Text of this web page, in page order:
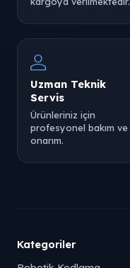
Uzman Teknik
Servis
Ürünleriniz için
profesyonel bakım ve
onarım.
Kategoriler